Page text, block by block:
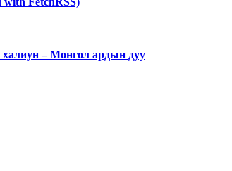
халиун – Монгол ардын дуу